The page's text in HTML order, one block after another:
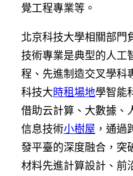
覺工程專業等。
北京科技大學相關部門
技術專業是典型的人工
程、先進制造交叉學科
科技大時租場地學智能
借助云計算、大數據、
信息技術小樹屋 ，通
發平臺的深度融合，突
材料先進計算設計、前